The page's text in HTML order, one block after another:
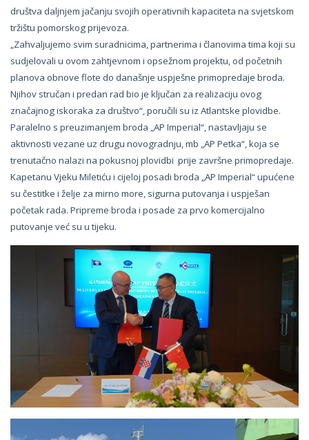
društva daljnjem jačanju svojih operativnih kapaciteta na svjetskom
tržištu pomorskog prijevoza.
„Zahvaljujemo svim suradnicima, partnerima i članovima tima koji su
sudjelovali u ovom zahtjevnom i opsežnom projektu, od početnih
planova obnove flote do današnje uspješne primopredaje broda.
Njihov stručan i predan rad bio je ključan za realizaciju ovog
značajnog iskoraka za društvo“, poručili su iz Atlantske plovidbe.
Paralelno s preuzimanjem broda „AP Imperial“, nastavljaju se
aktivnosti vezane uz drugu novogradnju, mb „AP Petka“, koja se
trenutačno nalazi na pokusnoj plovidbi prije završne primopredaje.
Kapetanu Vjeku Miletiću i cijeloj posadi broda „AP Imperial“ upućene
su čestitke i želje za mirno more, sigurna putovanja i uspješan
početak rada. Pripreme broda i posade za prvo komercijalno
putovanje već su u tijeku.